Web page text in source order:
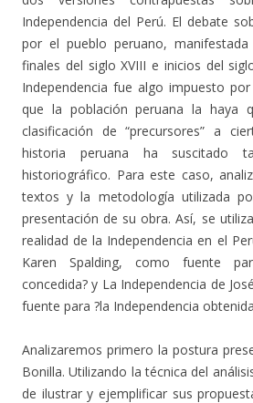
Independencia del Perú. El debate
por el pueblo peruano,
finales del siglo XVIII e inicios del
Independencia fue algo impuesto
que la población peruana la haya
clasificación de “precursores” a
historia peruana ha suscitado
historiográfico. Para este caso,
textos y la metodología utilizada
presentación de su obra. Así, se
realidad de la Independencia en el
Karen Spalding, como fuente
concedida? y La Independencia de
fuente para ?la Independencia
Analizaremos primero la postura
Bonilla. Utilizando la técnica del
de ilustrar y ejemplificar sus